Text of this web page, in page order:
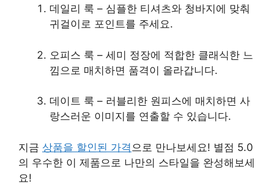
데일리 룩 – 심플한 티셔츠와 청바지에 맞춰
귀걸이로 포인트를 주세요.
오피스 룩 – 세미 정장에 적합한 클래식한 느
낌으로 매치하면 품격이 올라갑니다.
데이트 룩 – 러블리한 원피스에 매치하면 사
랑스러운 이미지를 연출할 수 있습니다.
지금 상품을 할인된 가격 으로 만나보세요! 별점 5.0
의 우수한 이 제품으로 나만의 스타일을 완성해보세
요!